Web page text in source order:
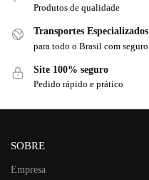
Produtos de qualidade
Transportes Especializados
para todo o Brasil com seguro
Site 100% seguro
Pedido rápido e prático
SOBRE
Empresa